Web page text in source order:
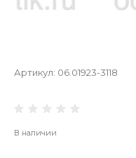
Артикул: 06.01923-3118
В наличии